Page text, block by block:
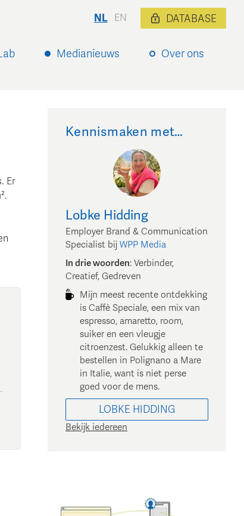
Medianieuws Over ons
NL EN DATABASE
Er
Kennismaken met…
Lobke Hidding
Employer Brand & Communication
Specialist bij WPP Media
In drie woorden: Verbinder,
Creatief, Gedreven
Mijn meest recente ontdekking
is Caffè Speciale, een mix van
espresso, amaretto, room,
suiker en een vleugje
citroenzest. Gelukkig alleen te
bestellen in Polignano a Mare
in Italie, want is niet perse
goed voor de mens.
LOBKE HIDDING
Bekijk iedereen